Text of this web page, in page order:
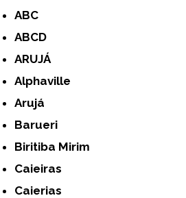
ABC
ABCD
ARUJÁ
Alphaville
Arujá
Barueri
Biritiba Mirim
Caieiras
Caierias